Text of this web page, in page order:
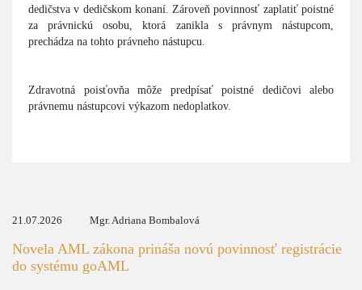
dedičstva v dedičskom konaní. Zároveň povinnosť zaplatiť poistné
za právnickú osobu, ktorá zanikla s právnym nástupcom,
prechádza na tohto právneho nástupcu.
Zdravotná poisťovňa môže predpísať poistné dedičovi alebo
právnemu nástupcovi výkazom nedoplatkov.
21.07.2026 Mgr. Adriana Bombalová
Novela AML zákona prináša novú povinnosť registrácie
do systému goAML